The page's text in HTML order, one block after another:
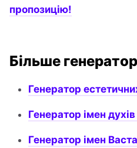
пропозицію!
Більше
Генератор
Генератор імен
Генератор імен